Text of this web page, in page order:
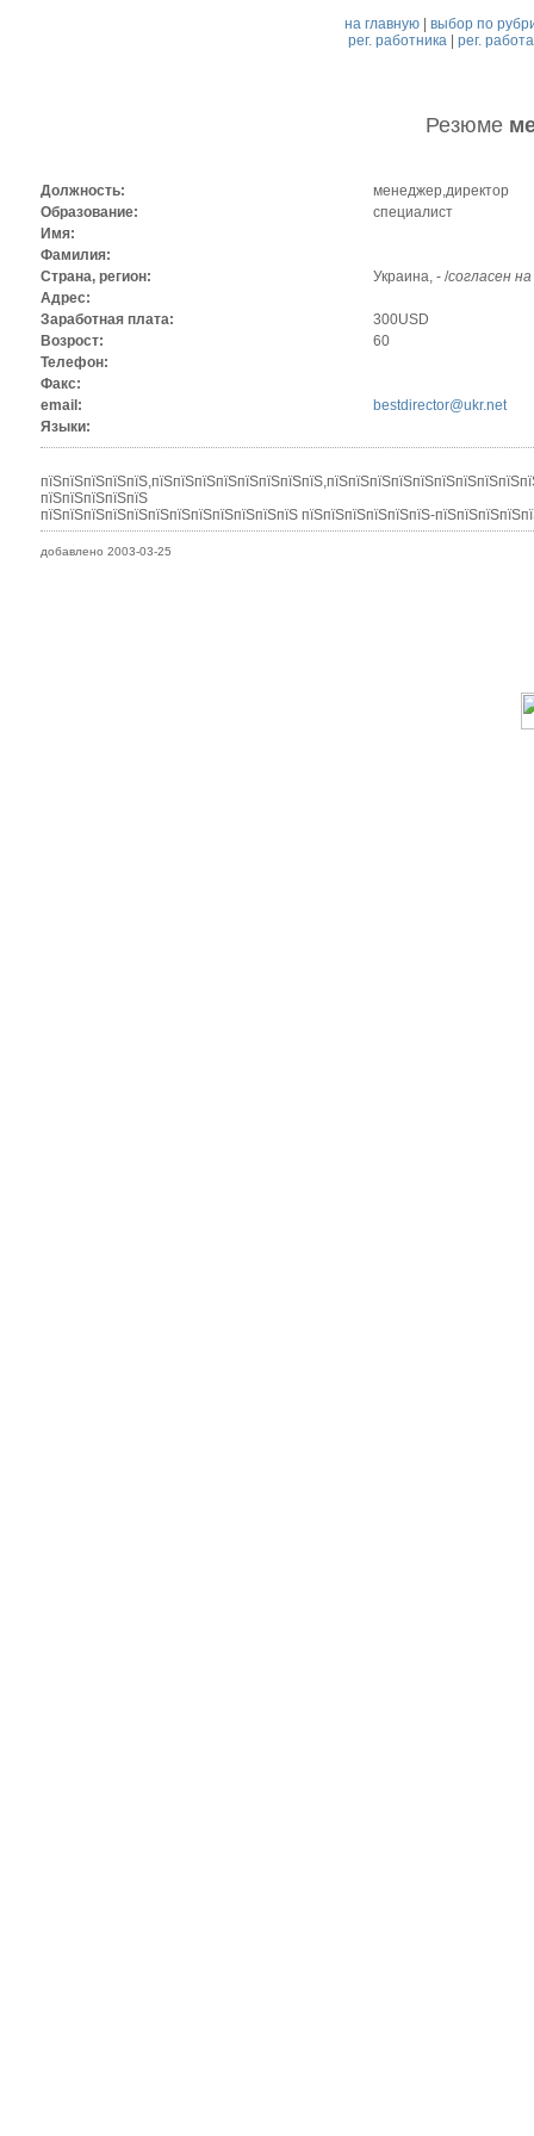
на главную |выбор по
рег. работника| рег.
Резюме
Должность:
менеджер,директор
Образование:
специалист
Имя:
Фамилия:
Страна, регион:
Украина, - /согласен
Адрес:
Заработная плата:
300USD
Возрост:
60
Телефон:
Факс:
email:
bestdirector@ukr.net
Языки:
пїЅпїЅпїЅпїЅпїЅ
пїЅпїЅпїЅпїЅпїЅпїЅпїЅпїЅпїЅпїЅпїЅпїЅ пїЅпїЅпїЅпїЅпїЅпїЅ-
добавлено 2003-03-25